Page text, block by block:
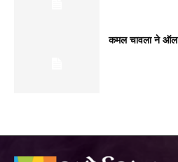
कमल चावला ने ऑल